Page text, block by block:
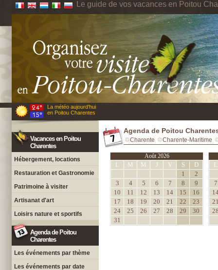
Le guide de vos vacances en Poitou
La météo aujourd'hui
en Poitou Charentes
Vacances en Poitou
Charentes
Hébergement, locations
Restauration et Gastronomie
Patrimoine à visiter
Artisanat d'art
Loisirs nature et sportifs
Agenda de Poitou
Charentes
Les événements par thème
Les événements par date
Agenda de Poitou
Charente Charente-Maritime
Août 2026
L M M J V S
D
1
2
3
4 5 6 7 8
9
10
11 12 13 14 15
16
17
18 19 20 21 22
23
24
25 26 27 28 29
30
31
L
7